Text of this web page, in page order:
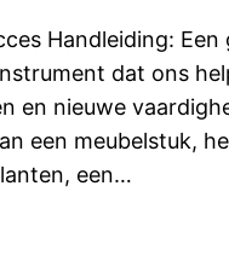
Handleiding: Een
dat ons
en nieuwe
een meubelstuk,
een…